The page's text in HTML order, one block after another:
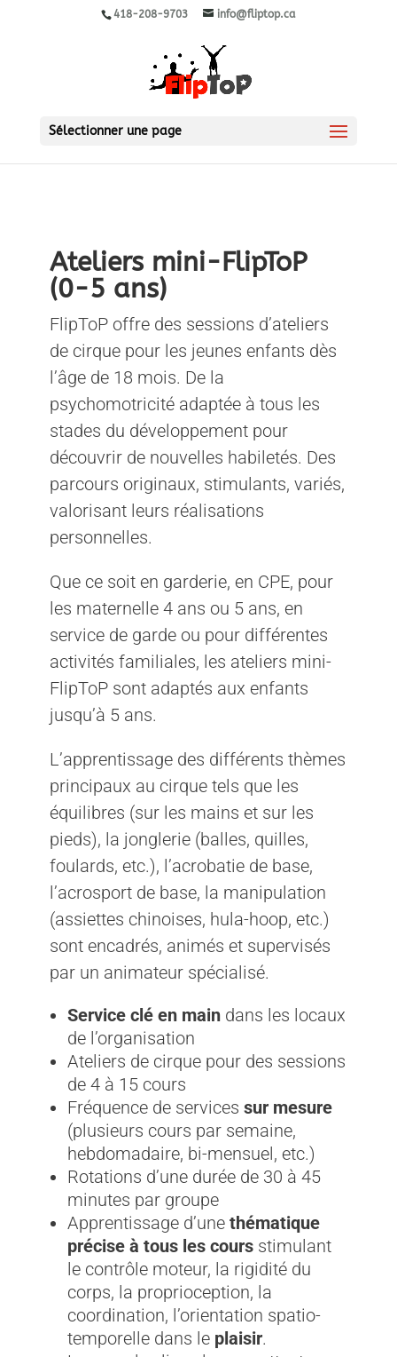
418-208-9703 info@fliptop.ca
Sélectionner une page
Ateliers mini-FlipToP
(0-5 ans)
FlipToP offre des sessions d’ateliers
de cirque pour les jeunes enfants dès
l’âge de 18 mois. De la
psychomotricité adaptée à tous les
stades du développement pour
découvrir de nouvelles habiletés. Des
parcours originaux, stimulants, variés,
valorisant leurs réalisations
personnelles.
Que ce soit en garderie, en CPE, pour
les maternelle 4 ans ou 5 ans, en
service de garde ou pour différentes
activités familiales, les ateliers mini-
FlipToP sont adaptés aux enfants
jusqu’à 5 ans.
L’apprentissage des différents thèmes
principaux au cirque tels que les
équilibres (sur les mains et sur les
pieds), la jonglerie (balles, quilles,
foulards, etc.), l’acrobatie de base,
l’acrosport de base, la manipulation
(assiettes chinoises, hula-hoop, etc.)
sont encadrés, animés et supervisés
par un animateur spécialisé.
Service clé en main dans les locaux
de l’organisation
Ateliers de cirque pour des sessions
de 4 à 15 cours
Fréquence de services sur mesure
(plusieurs cours par semaine,
hebdomadaire, bi-mensuel, etc.)
Rotations d’une durée de 30 à 45
minutes par groupe
Apprentissage d’une thématique
précise à tous les cours stimulant
le contrôle moteur, la rigidité du
corps, la proprioception, la
coordination, l’orientation spatio-
temporelle dans le plaisir.